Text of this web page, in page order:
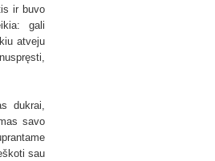
ir buvo
gali
atveju
dukrai,
savo
sau